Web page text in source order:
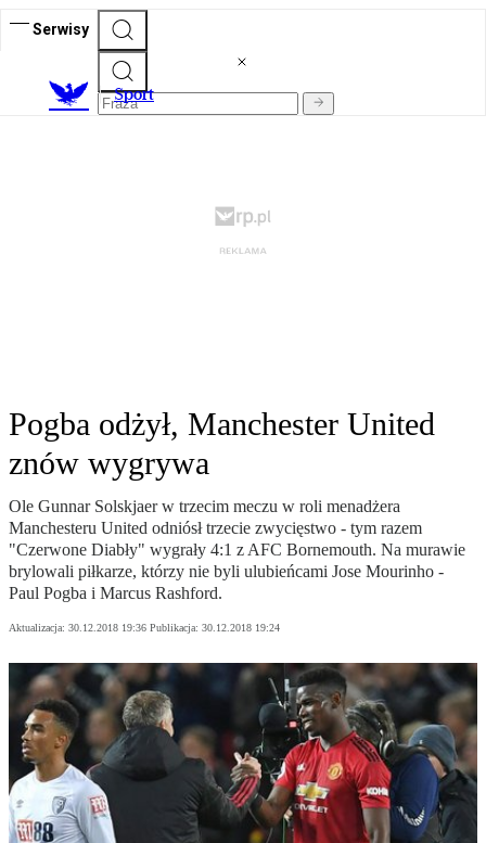
Serwisy
Sport
Pogba odżył, Manchester United
znów wygrywa
Ole Gunnar Solskjaer w trzecim meczu w roli menadżera
Manchesteru United odniósł trzecie zwycięstwo - tym razem
"Czerwone Diabły" wygrały 4:1 z AFC Bornemouth. Na murawie
brylowali piłkarze, którzy nie byli ulubieńcami Jose Mourinho -
Paul Pogba i Marcus Rashford.
Aktualizacja: 30.12.2018 19:36 Publikacja: 30.12.2018 19:24